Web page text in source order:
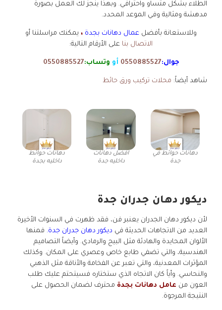
الطلاء بشكل متساو واحترافي. وبهذا ينجز لك العمل بصورة
مدهشة ومثالية وفي الموعد المحدد.
وللاستعانة بأفضل عمال دهانات بجدة ، يمكنك مراسلتنا أو
الاتصال بنا على الأرقام التالية:
جوال:0550885527 أو وتساب:0550885527
شاهد أيضاً: محلات تركيب ورق حائط
دهانات حوائط في
جدة
افضل دهانات
داخليه جدة
دهانات حوائط
داخليه بجدة
ديكور دهان جدران جدة
لأن ديكور دهان الجدران يعنبر فن، فقد ظهرت في السنوات الأخيرة
العديد من الاتجاهات الحديثة في ديكور دهان جدران جدة. فمنها
الألوان المحايدة والهادئة مثل البيج والرمادي. وأيضاً التصاميم
الهندسية، والتي تضفي طابع خاص وعصري على المكان. وكذلك
المؤثرات المعدنية، والتي تعبر عن الفخامة والأناقة مثل الذهبي
والنحاسي. وأياً كان الاتجاه الذي ستختاره فسيتحتم عليك طلب
العون من عامل دهانات بجدة محترف لضمان الحصول على
النتيجة المرجوة.